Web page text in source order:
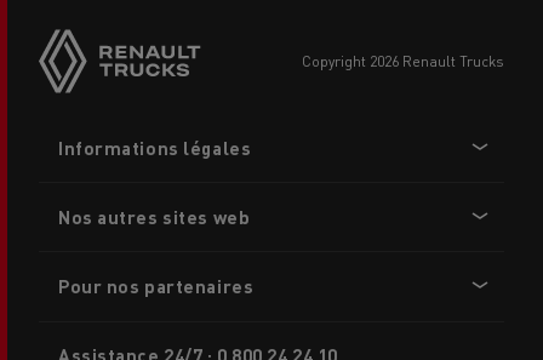
buttons
copyright 2026 Renault Trucks
menu
Informations légales
Nos autres sites web
Pour nos partenaires